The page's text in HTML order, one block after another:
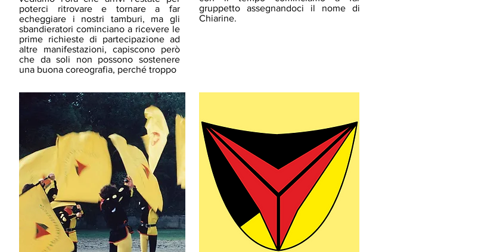
poterci ritrovare e tornare a far
echeggiare i nostri tamburi, ma gli
sbandieratori cominciano a ricevere le
prime richieste di partecipazione ad
altre manifestazioni, capiscono però
che da soli non possono sostenere
una buona coreografia, perché troppo
gruppetto assegnandoci il nome di
Chiarine.